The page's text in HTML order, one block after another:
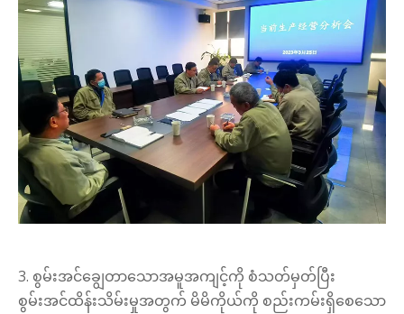
3. စွမ်းအင်ချွေတာသောအမူအကျင့်ကို စံသတ်မှတ်ပြီး
စွမ်းအင်ထိန်းသိမ်းမှုအတွက် မိမိကိုယ်ကို စည်းကမ်းရှိစေသော